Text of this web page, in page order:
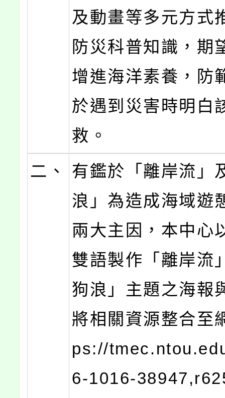
及動畫等多元方式
防災科普知識，期
增進海洋素養，防
於遇到災害時明白
救。
二、
有鑑於「離岸流」
浪」為造成海域遊
兩大主因，本中心
雙語製作「離岸流
狗浪」主題之海報
將相關資源整合至
ps://
6-1016-